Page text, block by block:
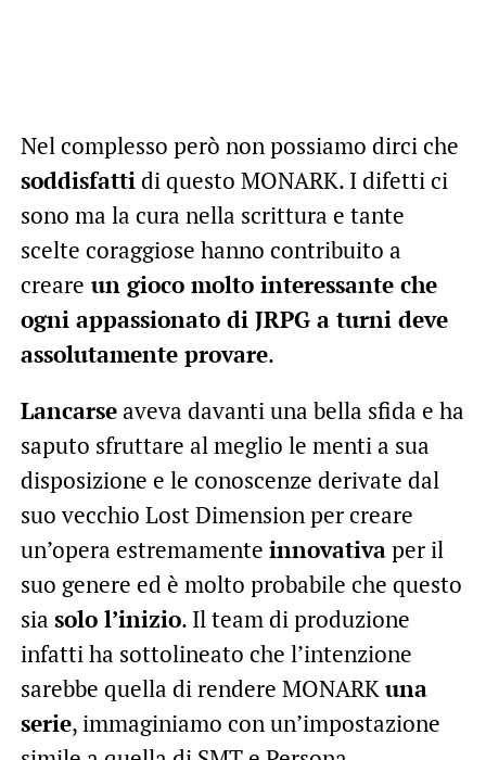
Nel complesso però non possiamo dirci che
soddisfatti di questo MONARK. I difetti ci
sono ma la cura nella scrittura e tante
scelte coraggiose hanno contribuito a
creare un gioco molto interessante che
ogni appassionato di JRPG a turni deve
assolutamente provare.
Lancarseaveva davanti una bella sfida e ha
saputo sfruttare al meglio le menti a sua
disposizione e le conoscenze derivate dal
suo vecchio Lost Dimension per creare
un’opera estremamente innovativaper il
suo genere ed è molto probabile che questo
sia solo l’inizio. Il team di produzione
infatti ha sottolineato che l’intenzione
sarebbe quella di rendere MONARK una
serie, immaginiamo con un’impostazione